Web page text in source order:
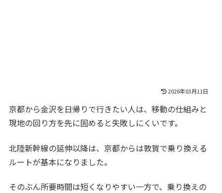
2026年03月11日
京都から金沢を日帰りで行きたい人は、移動の仕組みと
現地の回り方を先に固めると失敗しにくいです。
北陸新幹線の延伸以降は、京都からは敦賀で乗り換える
ルートが基本になりました。
そのぶん所要時間は短くなりやすい一方で、乗り換えの